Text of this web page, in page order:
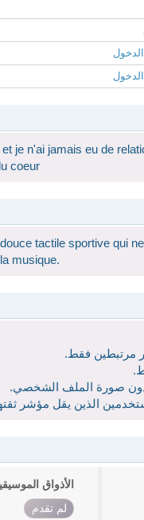
je n'ai jamais eu de
coeur
tactile sportive qui
musique.
مرتبطين فقط.
بدون صورة الملف الشخصي.
الذين يقل مؤشر ثقتهم
الأذواق
لم تقدم